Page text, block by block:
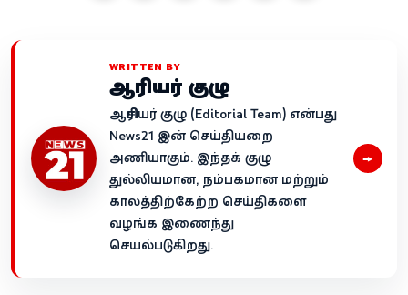
WRITTEN BY
ஆசிரியர் குழு
ஆசிரியர் குழு (Editorial Team) என்பது
News21 இன் செய்தியறை
அணியாகும். இந்தக் குழு
துல்லியமான, நம்பகமான மற்றும்
காலத்திற்கேற்ற செய்திகளை
வழங்க இணைந்து
செயல்படுகிறது.
→